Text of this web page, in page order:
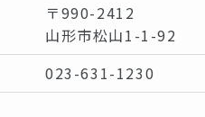
〒990-2412
山形市松山1-1-92
023-631-1230